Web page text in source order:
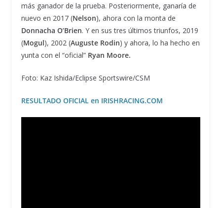
más ganador de la prueba. Posteriormente, ganaría de
nuevo en 2017 (Nelson), ahora con la monta de
Donnacha O’Brien. Y en sus tres últimos triunfos, 2019
(Mogul), 2002 (Auguste Rodin) y ahora, lo ha hecho en
yunta con el “oficial” Ryan Moore.
Foto: Kaz Ishida/Eclipse Sportswire/CSM
RESULTADO OFICIAL en IRISHRACING.COM